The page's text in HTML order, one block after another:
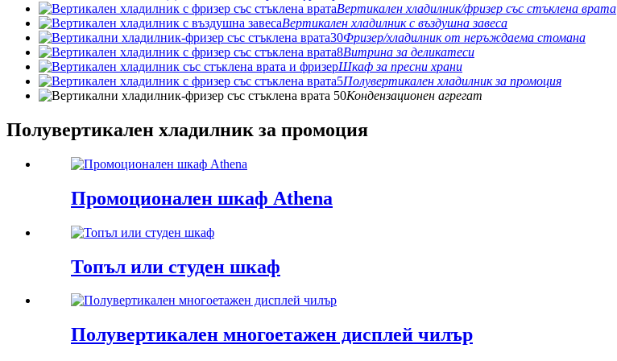
Вертикален хладилник/фризер със стъклена врата
Вертикален хладилник с въздушна завеса
Фризер/хладилник от неръждаема стомана
Витрина за деликатеси
Шкаф за пресни храни
Полувертикален хладилник за промоция
Кондензационен агрегат
Полувертикален хладилник за промоция
Промоционален шкаф Athena
Топъл или студен шкаф
Полувертикален многоетажен дисплей чилър